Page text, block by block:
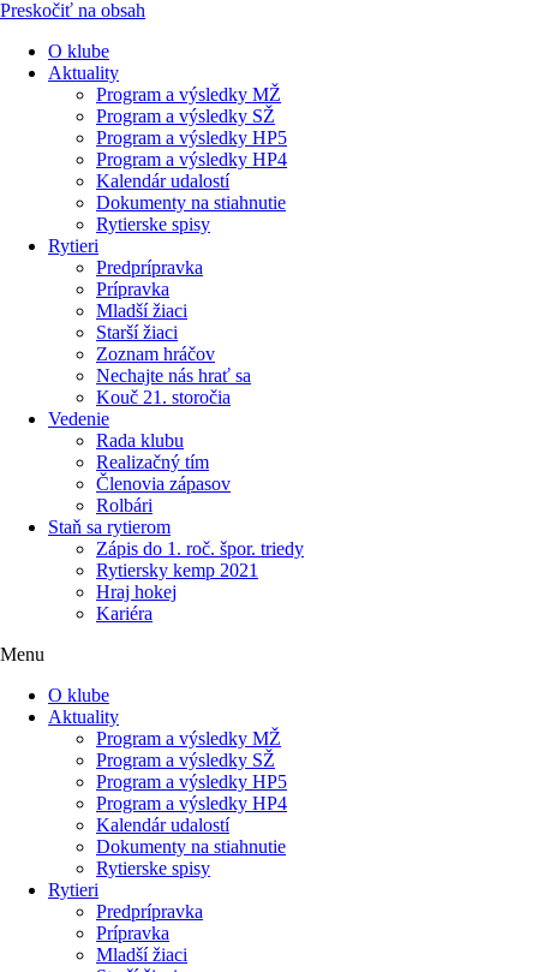
Preskočiť na obsah
O klube
Aktuality
Program a výsledky MŽ
Program a výsledky SŽ
Program a výsledky HP5
Program a výsledky HP4
Kalendár udalostí
Dokumenty na stiahnutie
Rytierske spisy
Rytieri
Predprípravka
Prípravka
Mladší žiaci
Starší žiaci
Zoznam hráčov
Nechajte nás hrať sa
Kouč 21. storočia
Vedenie
Rada klubu
Realizačný tím
Členovia zápasov
Rolbári
Staň sa rytierom
Zápis do 1. roč. špor. triedy
Rytiersky kemp 2021
Hraj hokej
Kariéra
Menu
O klube
Aktuality
Program a výsledky MŽ
Program a výsledky SŽ
Program a výsledky HP5
Program a výsledky HP4
Kalendár udalostí
Dokumenty na stiahnutie
Rytierske spisy
Rytieri
Predprípravka
Prípravka
Mladší žiaci